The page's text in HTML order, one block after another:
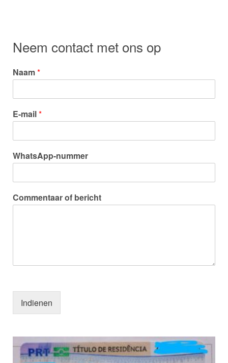
Neem contact met ons op
Naam*
E-mail*
WhatsApp-nummer
Commentaar of bericht
Indienen